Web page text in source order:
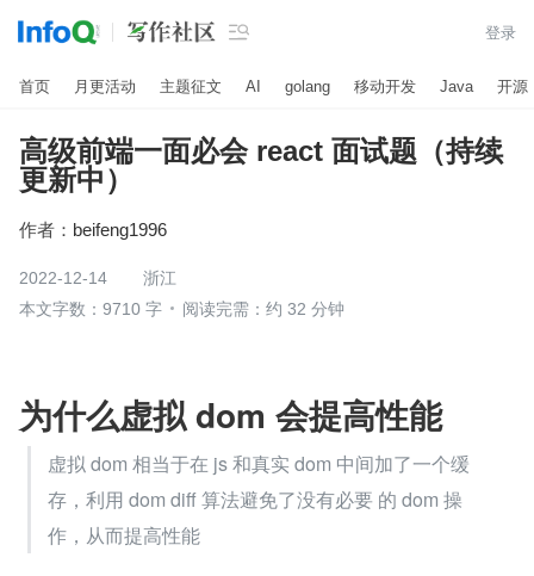
 登录
首页 月更活动 主题征文 AI golang 移动开发 Java 开源
高级前端一面必会 react 面试题（持续
更新中）
作者： beifeng1996
2022-12-14
浙江
本文字数：9710 字
阅读完需：约 32 分钟
为什么虚拟 dom 会提高性能
虚拟 dom 相当于在 js 和真实 dom 中间加了一个缓
存，利用 dom diff 算法避免了没有必要 的 dom 操
作，从而提高性能